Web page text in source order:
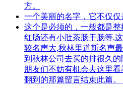
方。
一个美丽的名字，它不仅
这个是必须的，一般都是
红肠还有小肚茶肠干肠等,
较名声大,秋林里道斯名声
到秋林公司去买的排很久
朋友们不妨有机会去这里
翻到的那篇留言结束此篇。